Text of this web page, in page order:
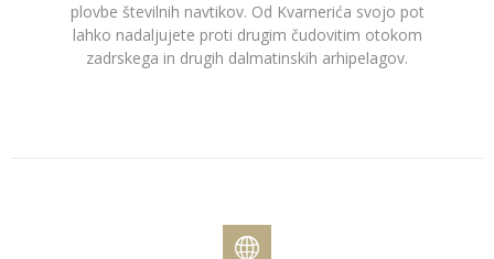
plovbe številnih navtikov. Od Kvarnerića svojo pot
lahko nadaljujete proti drugim čudovitim otokom
zadrskega in drugih dalmatinskih arhipelagov.